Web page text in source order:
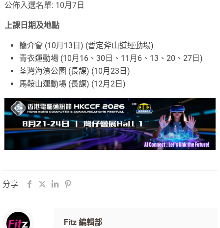
公佈入選名單: 10月7日
上課日期及地點
簡介會 (10月13日) (暫定斧山道運動場)
青衣運動場 (10月16、30日、11月6、13、20、27日)
荃灣海濱公園 (長課) (10月23日)
馬鞍山運動場 (長課) (12月2日)
分享
Fitz 編輯部